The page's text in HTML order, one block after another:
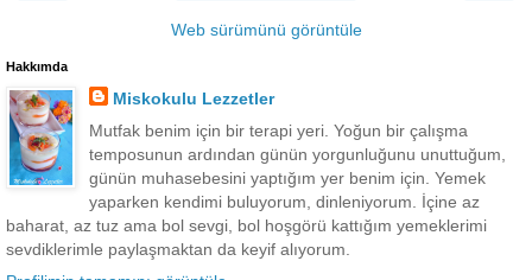
Web sürümünü görüntüle
Hakkımda
Miskokulu Lezzetler
Mutfak benim için bir terapi yeri. Yoğun bir çalışma
temposunun ardından günün yorgunluğunu unuttuğum,
günün muhasebesini yaptığım yer benim için. Yemek
yaparken kendimi buluyorum, dinleniyorum. İçine az
baharat, az tuz ama bol sevgi, bol hoşgörü kattığım yemeklerimi
sevdiklerimle paylaşmaktan da keyif alıyorum.